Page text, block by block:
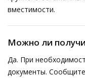
вместимости.
Можно ли
Да. При
документы.